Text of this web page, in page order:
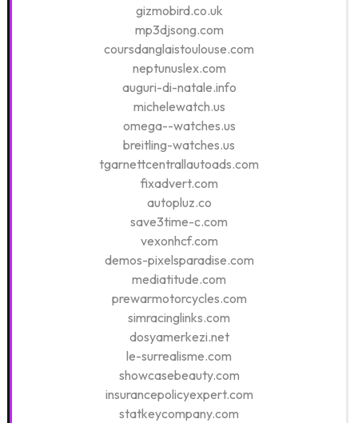
gizmobird.co.uk
mp3djsong.com
coursdanglaistoulouse.com
neptunuslex.com
auguri-di-natale.info
michelewatch.us
omega--watches.us
breitling-watches.us
tgarnettcentrallautoads.com
fixadvert.com
autopluz.co
save3time-c.com
vexonhcf.com
demos-pixelsparadise.com
mediatitude.com
prewarmotorcycles.com
simracinglinks.com
dosyamerkezi.net
le-surrealisme.com
showcasebeauty.com
insurancepolicyexpert.com
statkeycompany.com